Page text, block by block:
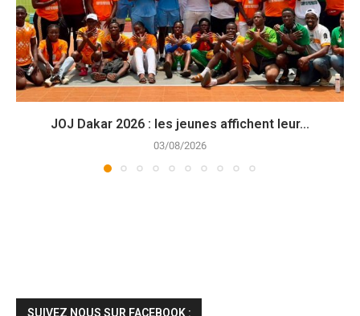
JOJ Dakar 2026 : les jeunes affichent leur...
03/08/2026
SUIVEZ NOUS SUR FACEBOOK :